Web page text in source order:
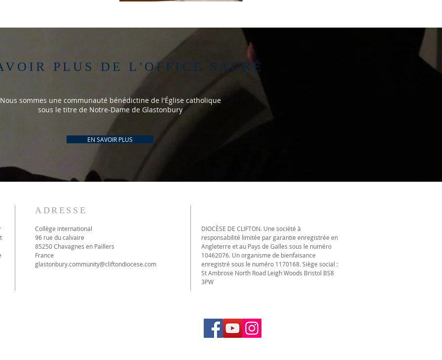
PLUS DE L'OFFICE SACRÉ
Nous sommes une communauté bénédictine de l'Église catholique
sous le titre de Notre-Dame de Glastonbury
EN SAVOIR PLUS
ADRESSE
Collège international
96 rue du calvaire
85250 Chavagnes en Paillers
France
glastonbury.community@cliftondiocese.com
DIOCÈSE DE CLIFTON. Une société à
responsabilité limitée par garantie enregistrée en
Angleterre et au Pays de Galles sous le numéro
10462076. Un organisme de bienfaisance
enregistré sous le numéro 1170168. Siège social :
St Ambrose North Road Leigh Woods Bristol BS8
3PW